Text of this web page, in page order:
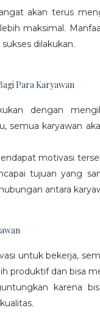
akan terus
maksimal.
dilakukan.
Para Karyawan
dengan
semua karyawan
motivasi
tujuan yang
antara
untuk bekerja,
produktif dan bisa
karena